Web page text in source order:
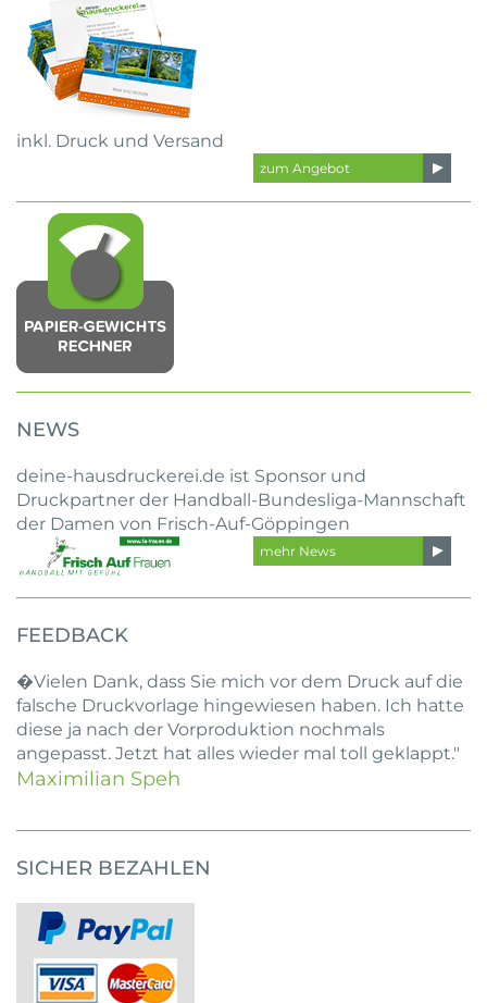
inkl. Druck und Versand
zum Angebot
NEWS
deine-hausdruckerei.de ist Sponsor und
Druckpartner der Handball-Bundesliga-Mannschaft
der Damen von Frisch-Auf-Göppingen
mehr News
FEEDBACK
�Vielen Dank, dass Sie mich vor dem Druck auf die
falsche Druckvorlage hingewiesen haben. Ich hatte
diese ja nach der Vorproduktion nochmals
angepasst. Jetzt hat alles wieder mal toll geklappt."
Maximilian Speh
SICHER BEZAHLEN